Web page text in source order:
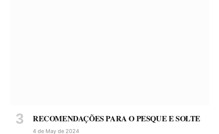
RECOMENDAÇÕES PARA O PESQUE E SOLTE
4 de May de 2024